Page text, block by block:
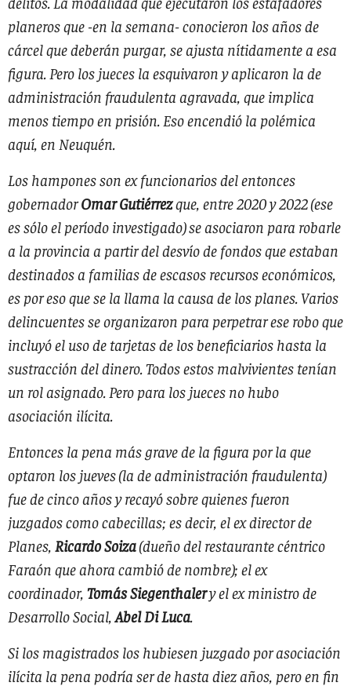
planeros que -en la semana- conocieron los años de
cárcel que deberán purgar, se ajusta nítidamente a esa
figura. Pero los jueces la esquivaron y aplicaron la de
administración fraudulenta agravada, que implica
menos tiempo en prisión. Eso encendió la polémica
aquí, en Neuquén.
Los hampones son ex funcionarios del entonces
gobernadorOmar Gutiérrezque, entre 2020 y 2022 (ese
es sólo el período investigado) se asociaron para robarle
a la provincia a partir del desvío de fondos que estaban
destinados a familias de escasos recursos económicos,
es por eso que se la llama la causa de los planes. Varios
delincuentes se organizaron para perpetrar ese robo que
incluyó el uso de tarjetas de los beneficiarios hasta la
sustracción del dinero. Todos estos malvivientes tenían
un rol asignado. Pero para los jueces no hubo
asociación ilícita.
Entonces la pena más grave de la figura por la que
optaron los jueves (la de administración fraudulenta)
fue de cinco años y recayó sobre quienes fueron
juzgados como cabecillas; es decir, el ex director de
Planes, Ricardo Soiza(dueño del restaurante céntrico
Faraón que ahora cambió de nombre); el ex
coordinador, Tomás Siegenthalery el ex ministro de
Desarrollo Social,Abel Di Luca.
Si los magistrados los hubiesen juzgado por asociación
ilícita la pena podría ser de hasta diez años, pero en fin